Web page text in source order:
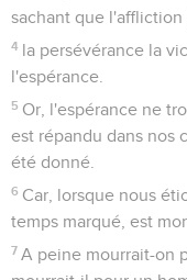
sachant que l'affliction
4 la persévérance la
l'espérance.
5 Or, l'espérance ne
est répandu dans nos
été donné.
6 Car, lorsque nous
temps marqué, est
7 A peine mourrait-on